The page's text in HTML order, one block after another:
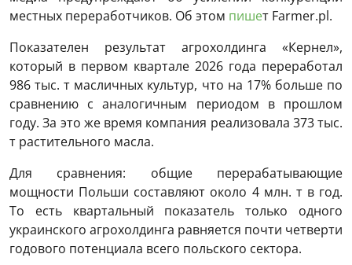
местных переработчиков. Об этом пишет Farmer.pl.
Показателен результат агрохолдинга «Кернел»,
который в первом квартале 2026 года переработал
986 тыс. т масличных культур, что на 17% больше по
сравнению с аналогичным периодом в прошлом
году. За это же время компания реализовала 373 тыс.
т растительного масла.
Для сравнения: общие перерабатывающие
мощности Польши составляют около 4 млн. т в год.
То есть квартальный показатель только одного
украинского агрохолдинга равняется почти четверти
годового потенциала всего польского сектора.